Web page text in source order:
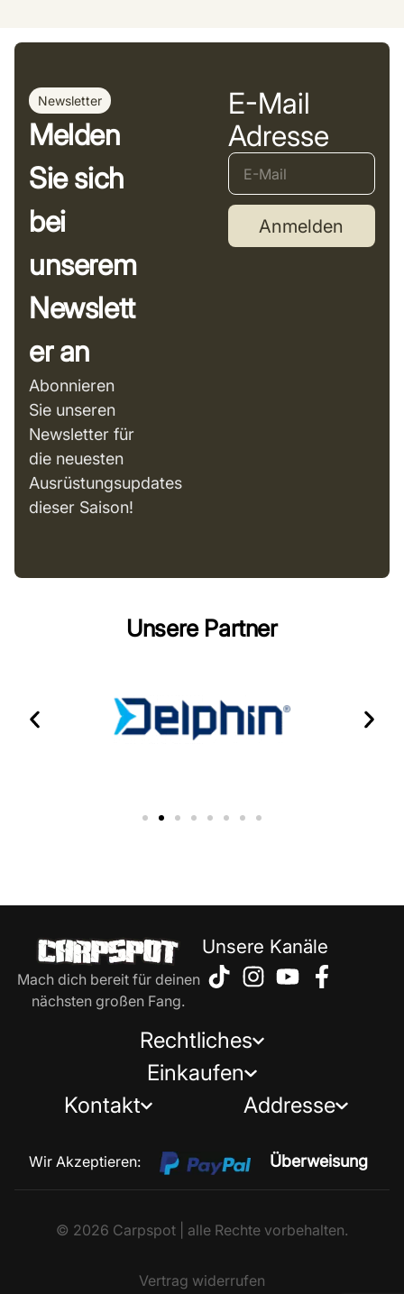
Newsletter
Melden
Sie sich
bei
unserem
Newslett
er an
Abonnieren
Sie unseren
Newsletter für
die neuesten
Ausrüstungsupdates
dieser Saison!
E-Mail
Adresse
Anmelden
Unsere Partner
Mach dich bereit für deinen
nächsten großen Fang.
Unsere Kanäle
Rechtliches
Einkaufen
Kontakt
Addresse
Wir Akzeptieren: Überweisung
© 2026 Carpspot | alle Rechte vorbehalten.
Vertrag widerrufen